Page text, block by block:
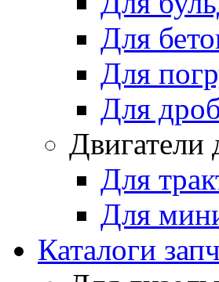
Для
Для
Для
Двигатели
Для
Для
Каталоги